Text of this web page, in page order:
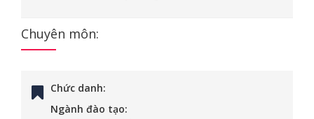
Chuyên môn:
Chức danh:
Ngành đào tạo: